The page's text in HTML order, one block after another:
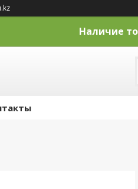
Наличие